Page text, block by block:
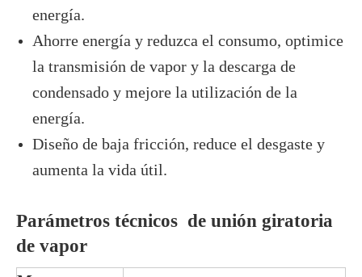
energía.
Ahorre energía y reduzca el consumo, optimice
la transmisión de vapor y la descarga de
condensado y mejore la utilización de la
energía.
Diseño de baja fricción, reduce el desgaste y
aumenta la vida útil.
Parámetros técnicos de unión giratoria
de vapor